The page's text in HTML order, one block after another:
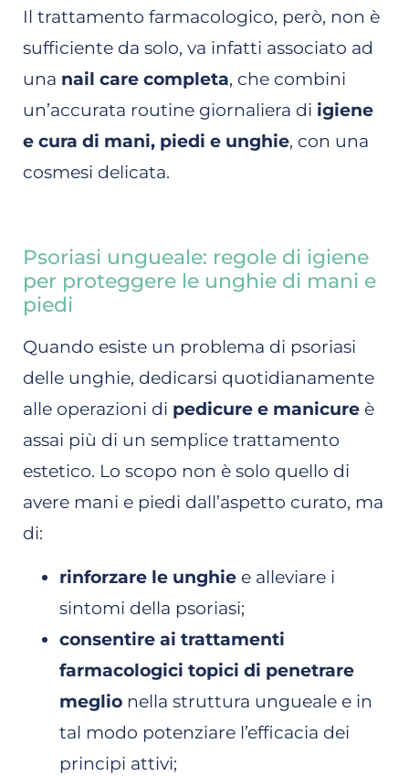
Il trattamento farmacologico, però, non è
sufficiente da solo, va infatti associato ad
una nail care completa, che combini
un’accurata routine giornaliera di igiene
e cura di mani, piedi e unghie, con una
cosmesi delicata.
Psoriasi ungueale: regole di igiene
per proteggere le unghie di mani e
piedi
Quando esiste un problema di psoriasi
delle unghie, dedicarsi quotidianamente
alle operazioni di pedicure e manicure è
assai più di un semplice trattamento
estetico. Lo scopo non è solo quello di
avere mani e piedi dall’aspetto curato, ma
di:
rinforzare le unghie e alleviare i
sintomi della psoriasi;
consentire ai trattamenti
farmacologici topici di penetrare
meglio nella struttura ungueale e in
tal modo potenziare l’efficacia dei
principi attivi;